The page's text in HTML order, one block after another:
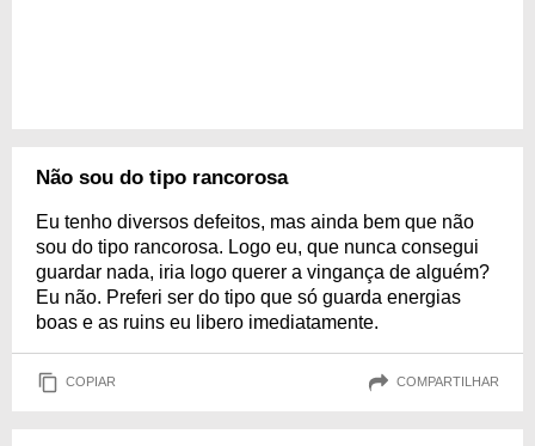
Não sou do tipo rancorosa
Eu tenho diversos defeitos, mas ainda bem que não
sou do tipo rancorosa. Logo eu, que nunca consegui
guardar nada, iria logo querer a vingança de alguém?
Eu não. Preferi ser do tipo que só guarda energias
boas e as ruins eu libero imediatamente.
COPIAR COMPARTILHAR